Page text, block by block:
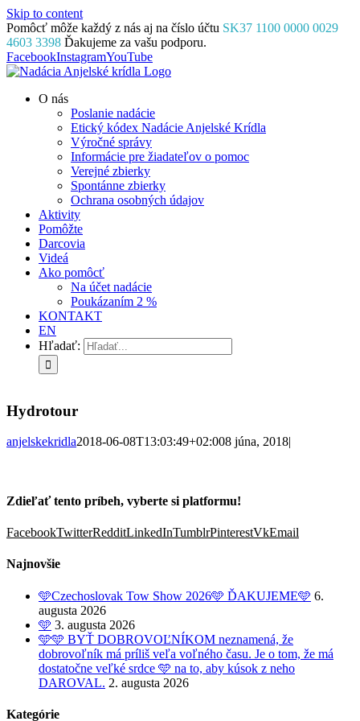
Skip to content
Pomôcť môže každý z nás aj na číslo účtu SK37 1100 0000 0029
4603 3398 Ďakujeme za vašu podporu.
FacebookInstagramYouTube
O nás
Poslanie nadácie
Etický kódex Nadácie Anjelské Krídla
Výročné správy
Informácie pre žiadateľov o pomoc
Verejné zbierky
Spontánne zbierky
Ochrana osobných údajov
Aktivity
Pomôžte
Darcovia
Videá
Ako pomôcť
Na účet nadácie
Poukázaním 2 %
KONTAKT
EN
Hľadať:
Hydrotour
anjelskekridla2018-06-08T13:03:49+02:008 júna, 2018|
Zdieľať tento príbeh, vyberte si platformu!
FacebookTwitterRedditLinkedInTumblrPinterestVkEmail
Najnovšie
🩵Czechoslovak Tow Show 2026🩵 ĎAKUJEME🩵 6.
augusta 2026
🩵 3. augusta 2026
🩵🩵 BYŤ DOBROVOĽNÍKOM neznamená, že
dobrovoľník má príliš veľa voľného času. Je o tom, že má
dostatočne veľké srdce 🩵 na to, aby kúsok z neho
DAROVAL. 2. augusta 2026
Kategórie